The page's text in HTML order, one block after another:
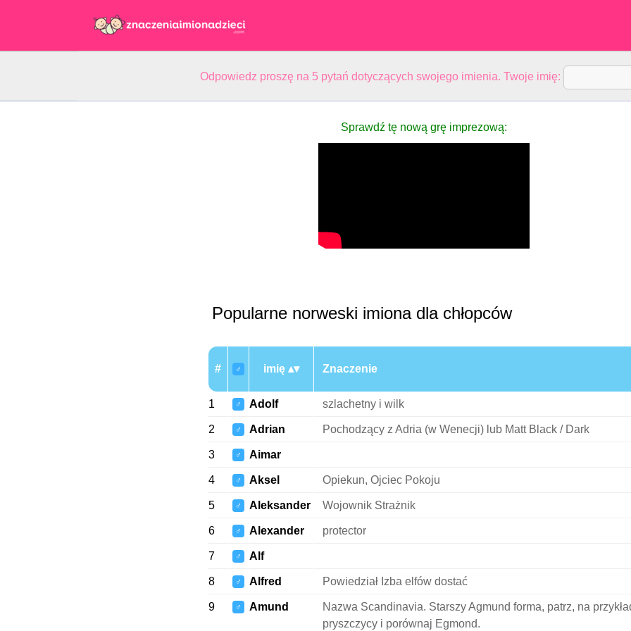
Odpowiedz proszę na 5 pytań dotyczących swojego imienia. Twoje imię:
Sprawdź tę nową grę imprezową:
Popularne norweski imiona dla chłopców
# ♂ imię Znaczenie
1 ♂ Adolf szlachetny i wilk
2 ♂ Adrian Pochodzący z Adria (w Wenecji) lub Matt Black / Dark
3 ♂ Aimar
4 ♂ Aksel Opiekun, Ojciec Pokoju
5 ♂ Aleksander Wojownik Strażnik
6 ♂ Alexander protector
7 ♂ Alf
8 ♂ Alfred Powiedział Izba elfów dostać
9 ♂ Amund
Nazwa Scandinavia. Starszy Agmund forma, patrz, na
pryszczycy i porównaj Egmond.